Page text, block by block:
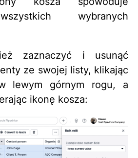
wybranych
zaznaczyć i usunąć
ze swojej listy, klikając
lewym górnym rogu, a
ikonę kosza: